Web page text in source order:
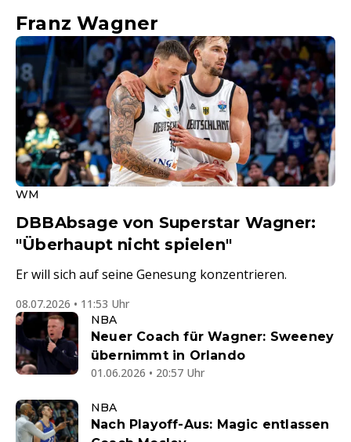
Franz Wagner
WM
DBBAbsage von Superstar Wagner:
"Überhaupt nicht spielen"
Er will sich auf seine Genesung konzentrieren.
08.07.2026 • 11:53 Uhr
NBA
Neuer Coach für Wagner: Sweeney
übernimmt in Orlando
01.06.2026 • 20:57 Uhr
NBA
Nach Playoff-Aus: Magic entlassen